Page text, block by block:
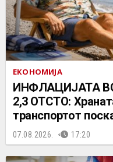
ЕКОНОМИЈА
ИНФЛАЦИЈАТА
2,3 ОТСТО:
транспортот
07.08.2026. 17:20